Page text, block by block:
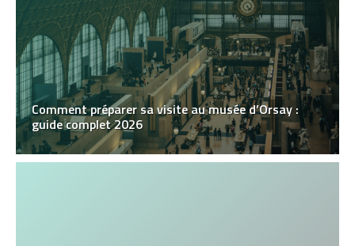
Comment préparer sa visite au musée d’Orsay :
guide complet 2026